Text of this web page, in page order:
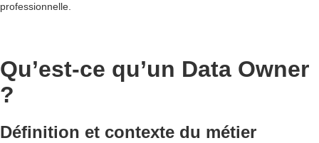
professionnelle.
Qu’est-ce qu’un Data Owner
?
Définition et contexte du métier